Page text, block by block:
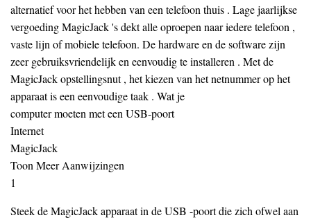
alternatief voor het hebben van een telefoon thuis . Lage jaarlijkse
vergoeding MagicJack 's dekt alle oproepen naar iedere telefoon ,
vaste lijn of mobiele telefoon. De hardware en de software zijn
zeer gebruiksvriendelijk en eenvoudig te installeren . Met de
MagicJack opstellingsnut , het kiezen van het netnummer op het
apparaat is een eenvoudige taak . Wat je
computer moeten met een USB-poort
Internet
MagicJack
Toon Meer Aanwijzingen
1
Steek de MagicJack apparaat in de USB -poort die zich ofwel aan